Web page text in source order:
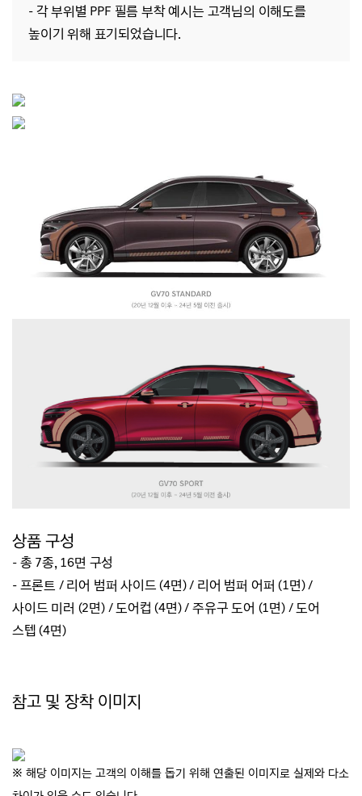
- 각 부위별 PPF 필름 부착 예시는 고객님의 이해도를
높이기 위해 표기되었습니다.
상품 구성
- 총 7종, 16면 구성
- 프론트 / 리어 범퍼 사이드 (4면) / 리어 범퍼 어퍼 (1면) /
사이드 미러 (2면) / 도어컵 (4면) / 주유구 도어 (1면) / 도어
스텝 (4면)
참고 및 장착 이미지
※ 해당 이미지는 고객의 이해를 돕기 위해 연출된 이미지로 실제와 다소